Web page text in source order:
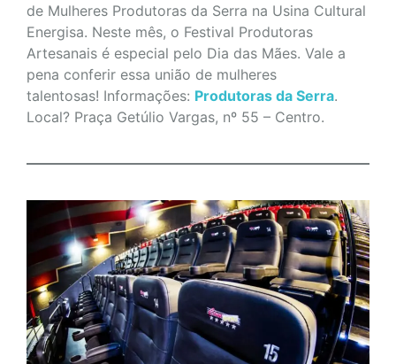
de Mulheres Produtoras da Serra na Usina Cultural
Energisa. Neste mês, o Festival Produtoras
Artesanais é especial pelo Dia das Mães. Vale a
pena conferir essa união de mulheres
talentosas! Informações: Produtoras da Serra.
Local? Praça Getúlio Vargas, nº 55 – Centro.